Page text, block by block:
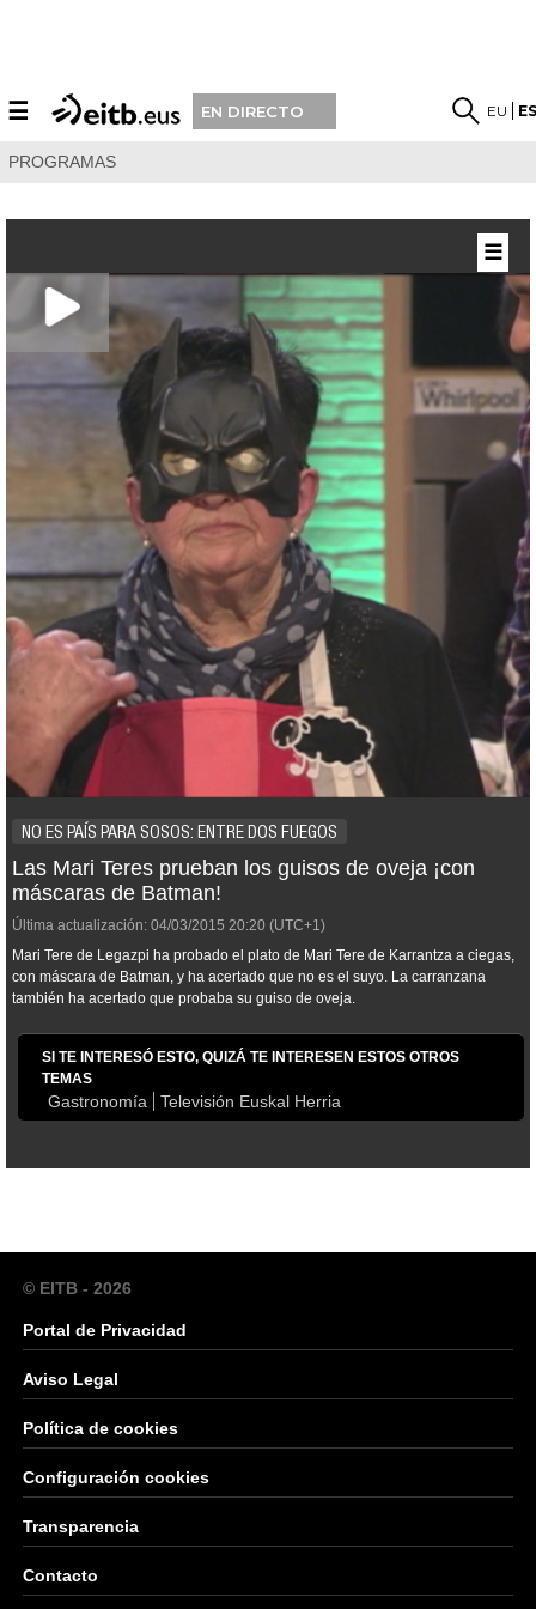
☰ EN DIRECTO EU
PROGRAMAS
NO ES PAÍS PARA SOSOS: ENTRE DOS FUEGOS
Las Mari Teres prueban los guisos de oveja ¡con
máscaras de Batman!
Última actualización: 04/03/2015 20:20 (UTC+1)
Mari Tere de Legazpi ha probado el plato de Mari Tere de Karrantza a ciegas,
con máscara de Batman, y ha acertado que no es el suyo. La carranzana
también ha acertado que probaba su guiso de oveja.
SI TE INTERESÓ ESTO, QUIZÁ TE INTERESEN ESTOS OTROS
TEMAS
Gastronomía Televisión Euskal Herria
☰
© EITB - 2026
Portal de Privacidad
Aviso Legal
Política de cookies
Configuración cookies
Transparencia
Contacto